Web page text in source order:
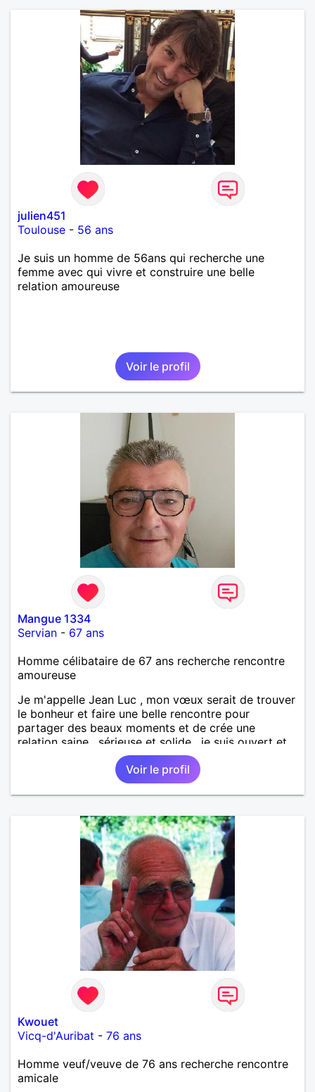
d'étude, je ne me prends pas la tête sur ce niveau.
Mon meilleurs diplôme étant le CEP certificat
d'étude primaire. Avec ce diplôme on sait que je
sais lire, écrire et compter. En raison de mes
principes je ne corresponds pas avec les
demoiselles approchant les moins de 60 ans
julien451
Toulouse - 56 ans
Je suis un homme de 56ans qui recherche une
femme avec qui vivre et construire une belle
relation amoureuse
Voir le profil
Mangue 1334
Servian - 67 ans
Homme célibataire de 67 ans recherche rencontre
amoureuse
Je m'appelle Jean Luc , mon vœux serait de trouver
le bonheur et faire une belle rencontre pour
partager des beaux moments et de crée une
relation saine , sérieuse et solide , je suis ouvert et
Voir le profil
Kwouet
Vicq-d'Auribat - 76 ans
Homme veuf/veuve de 76 ans recherche rencontre
amicale